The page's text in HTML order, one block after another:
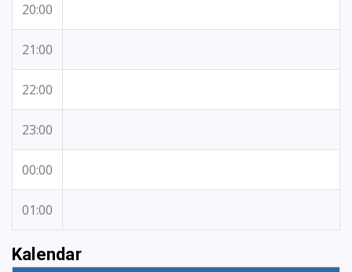
20:00
21:00
22:00
23:00
00:00
01:00
Kalendar